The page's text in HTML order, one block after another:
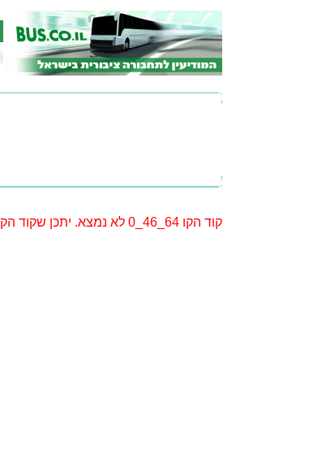
קוד הקו 64_46_0 לא נמצא. יתכן שקוד הקו השתנה. אנא בצע חיפוש מחדש.